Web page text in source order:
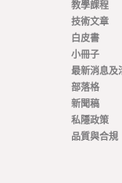
教學課程
技術文章
白皮書
小冊子
最新消息及
部落格
新聞稿
私隱政策
品質與合規